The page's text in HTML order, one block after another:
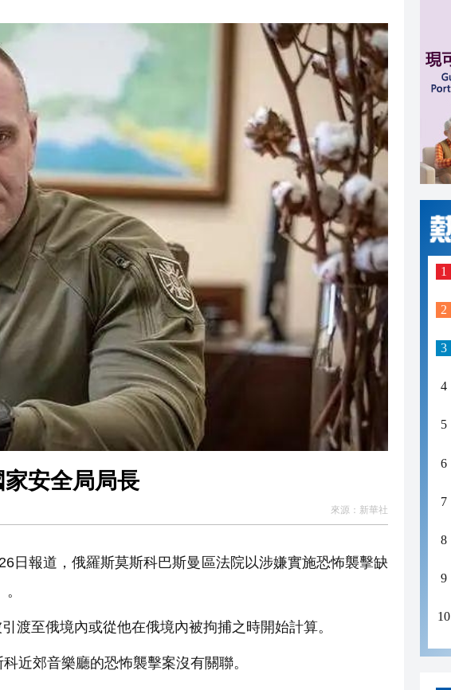
11:04
相當於數噸TNT炸藥爆炸
10:50
告公開 火災或為未熄滅煙頭引發 10:33
塞思
10:20
新大樓
10:17
安全局局長
來源： 新華社
日報道，俄羅斯莫斯科巴斯曼區法院以涉嫌實施恐怖襲擊缺
至俄境內或從他在俄境內被拘捕之時開始計算。
近郊音樂廳的恐怖襲擊案沒有關聯。